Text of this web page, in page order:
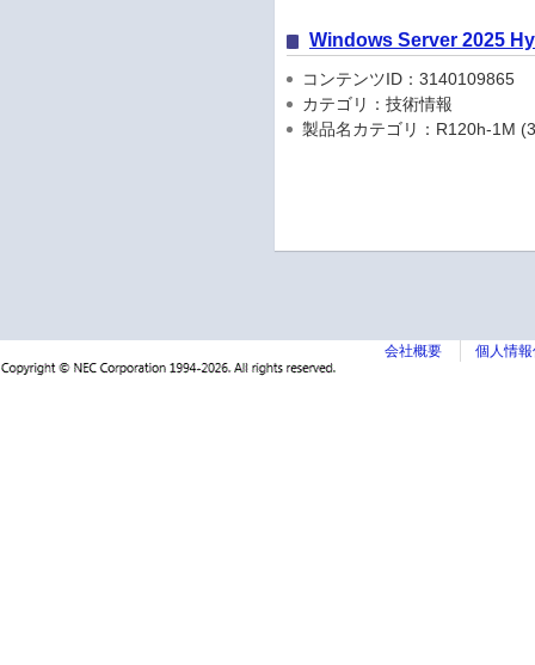
Windows Server 2025
コンテンツID：3140109865
カテゴリ：技術情報
製品名カテゴリ：R120h-1M
会社概要 個人情